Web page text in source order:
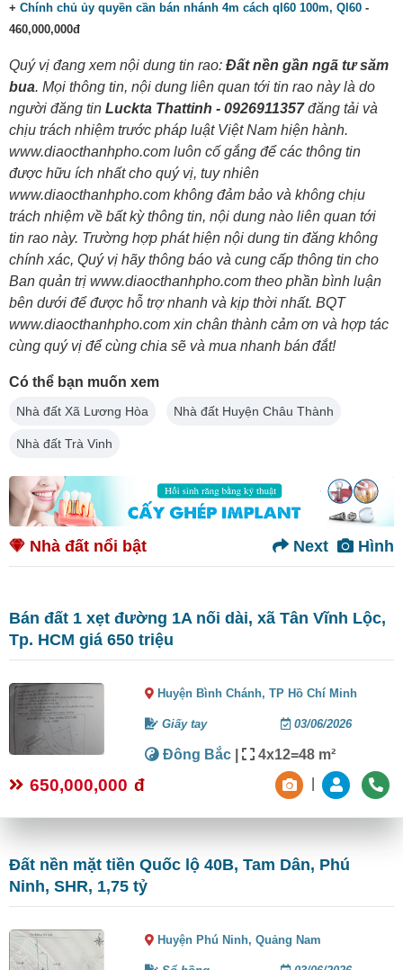
+ Chính chủ ủy quyền cần bán nhánh 4m cách ql60 100m, Ql60 -
460,000,000đ
Quý vị đang xem nội dung tin rao: Đất nền gần ngã tư săm
bua. Mọi thông tin, nội dung liên quan tới tin rao này là do
người đăng tin Luckta Thattinh - 0926911357đăng tải và
chịu trách nhiệm trước pháp luật Việt Nam hiện hành.
www.diaocthanhpho.com luôn cố gắng để các thông tin
được hữu ích nhất cho quý vị, tuy nhiên
www.diaocthanhpho.com không đảm bảo và không chịu
trách nhiệm về bất kỳ thông tin, nội dung nào liên quan tới
tin rao này. Trường hợp phát hiện nội dung tin đăng không
chính xác, Quý vị hãy thông báo và cung cấp thông tin cho
Ban quản trị www.diaocthanhpho.com theo phần bình luận
bên dưới để được hỗ trợ nhanh và kịp thời nhất. BQT
www.diaocthanhpho.com xin chân thành cảm ơn và hợp tác
cùng quý vị để cùng chia sẽ và mua nhanh bán đắt!
Có thể bạn muốn xem
Nhà đất Xã Lương Hòa Nhà đất Huyện Châu Thành
Nhà đất Trà Vinh
Nhà đất nổi bật Hình
Next
Bán đất 1 xẹt đường 1A nối dài, xã Tân Vĩnh Lộc,
Tp. HCM giá 650 triệu
Huyện Bình Chánh,TP Hồ Chí Minh
Giấy tay 03/06/2026
Đông Bắc | 4x12=48 m²
650,000,000 đ
Đất nền mặt tiền Quốc lộ 40B, Tam Dân, Phú
Ninh, SHR, 1,75 tỷ
Huyện Phú Ninh,Quảng Nam